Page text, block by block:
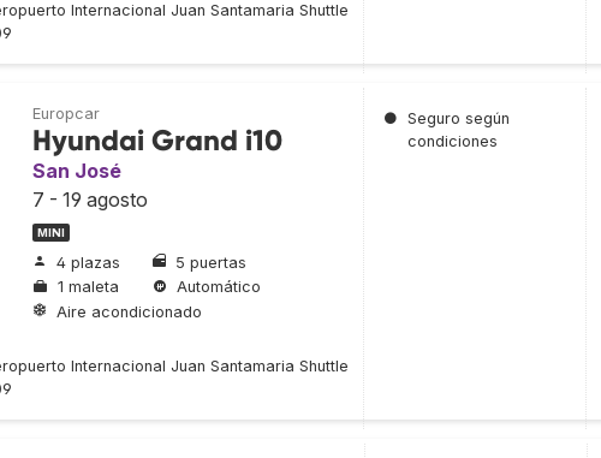
Internacional Juan Santamaria Shuttle
Europcar
Hyundai Grand i10
San José
7 - 19 agosto
MINI
4 plazas
5 puertas
1 maleta
Automático
Aire acondicionado
Internacional Juan Santamaria Shuttle
● Seguro según
condiciones